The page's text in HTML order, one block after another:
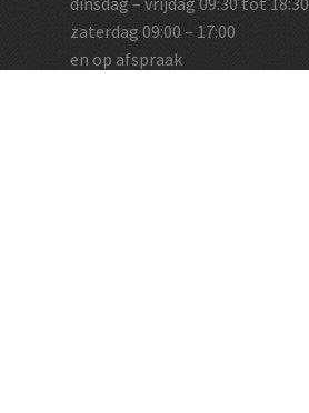
zaterdag 09:00 – 17:00
en op afspraak